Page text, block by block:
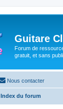
Guitare
Forum de
gratuit, et sans
Nous contacter
Index du forum